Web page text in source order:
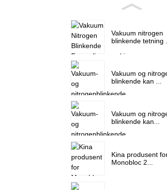
Vakuum nitrogen
blinkende tetning ...
Vakuum og
blinkende kan ...
Vakuum og
blinkende kan...
Kina produsent
Monobloc 2...